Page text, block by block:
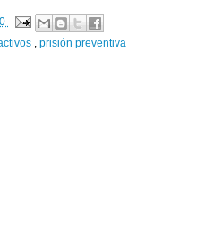
prisión preventiva